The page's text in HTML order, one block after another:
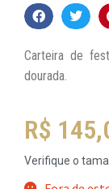
Carteira de
dourada.
R$
Verifique o